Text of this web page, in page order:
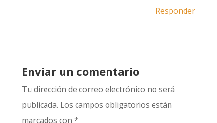
Responder
Enviar un comentario
Tu dirección de correo electrónico no será
publicada. Los campos obligatorios están
marcados con *